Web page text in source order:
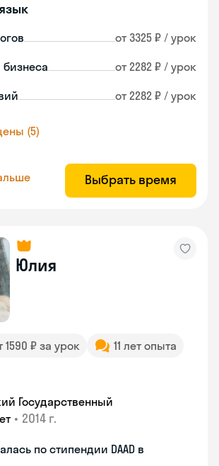
от 3325 ₽ / урок
от 2282 ₽ / урок
от 2282 ₽ / урок
(5)
Выбрать время
Юлия
1590 ₽ за урок
11 лет опыта
Государственный
• 2014 г.
по стипендии DAAD в